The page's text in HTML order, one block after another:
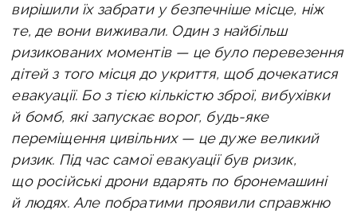
вирішили їх забрати у безпечніше місце, ніж
те, де вони виживали. Один з найбільш
ризикованих моментів — це було перевезення
дітей з того місця до укриття, щоб дочекатися
евакуації. Бо з тією кількістю зброї, вибухівки
й бомб, які запускає ворог, будь-яке
переміщення цивільних — це дуже великий
ризик. Під час самої евакуації був ризик,
що російські дрони вдарять по бронемашині
й людях. Але побратими проявили справжню